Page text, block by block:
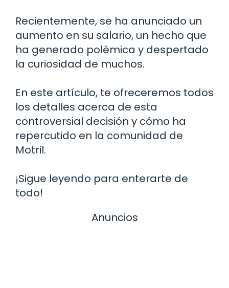
Recientemente, se ha anunciado un
aumento en su salario, un hecho que
ha generado polémica y despertado
la curiosidad de muchos.
En este artículo, te ofreceremos todos
los detalles acerca de esta
controversial decisión y cómo ha
repercutido en la comunidad de
Motril.
¡Sigue leyendo para enterarte de
todo!
Anuncios